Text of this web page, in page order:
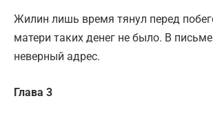
Жилин лишь время тянул перед
матери таких денег не было. В
неверный адрес.
Глава 3